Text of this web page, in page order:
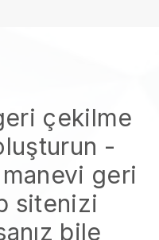
çekilme
-
geri
sitenizi
bile